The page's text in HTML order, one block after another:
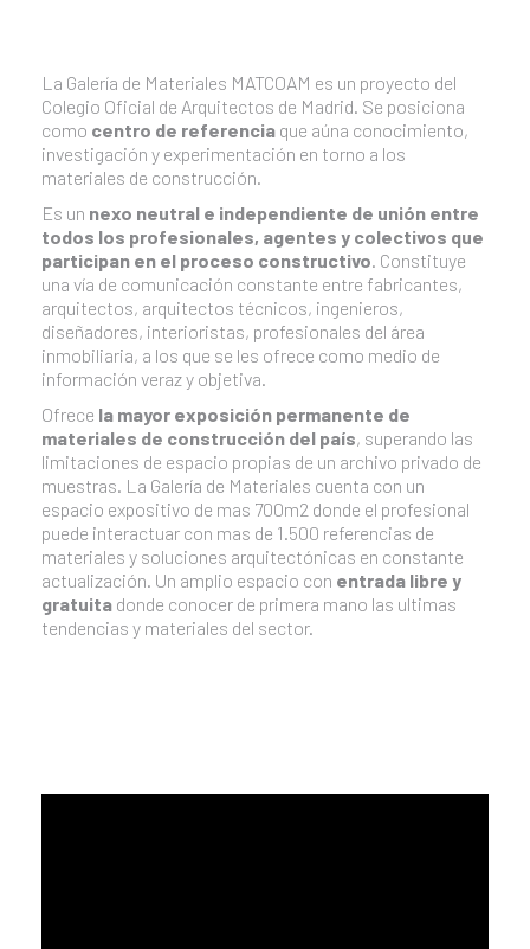
La Galería de Materiales MATCOAM es un proyecto del
Colegio Oficial de Arquitectos de Madrid. Se posiciona
como centro de referencia que aúna conocimiento,
investigación y experimentación en torno a los
materiales de construcción.
Es un nexo neutral e independiente de unión entre
todos los profesionales, agentes y colectivos que
participan en el proceso constructivo. Constituye
una vía de comunicación constante entre fabricantes,
arquitectos, arquitectos técnicos, ingenieros,
diseñadores, interioristas, profesionales del área
inmobiliaria, a los que se les ofrece como medio de
información veraz y objetiva.
Ofrece la mayor exposición permanente de
materiales de construcción del país, superando las
limitaciones de espacio propias de un archivo privado de
muestras. La Galería de Materiales cuenta con un
espacio expositivo de mas 700m2 donde el profesional
puede interactuar con mas de 1.500 referencias de
materiales y soluciones arquitectónicas en constante
actualización. Un amplio espacio con entrada libre y
gratuita donde conocer de primera mano las ultimas
tendencias y materiales del sector.